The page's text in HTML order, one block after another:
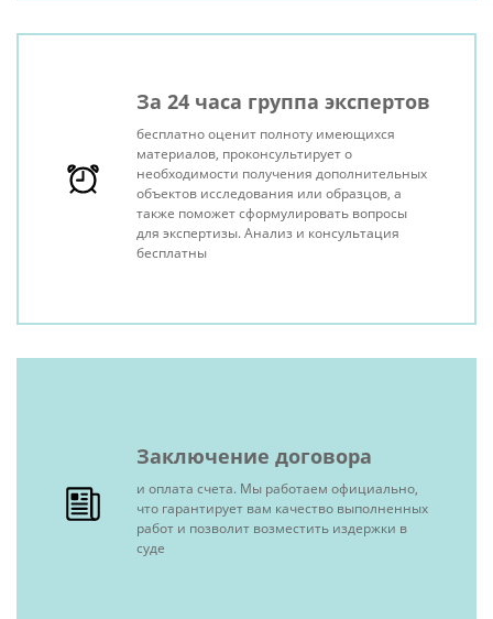
За 24 часа группа экспертов
бесплатно оценит полноту имеющихся
материалов, проконсультирует о
необходимости получения дополнительных
объектов исследования или образцов, а
также поможет сформулировать вопросы
для экспертизы. Анализ и консультация
бесплатны
Заключение договора
и оплата счета. Мы работаем официально,
что гарантирует вам качество выполненных
работ и позволит возместить издержки в
суде